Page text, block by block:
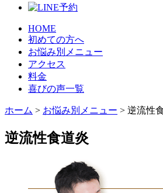
HOME
初めての方へ
お悩み別メニュー
アクセス
料金
喜びの声一覧
ホーム > お悩み別メニュー > 逆流性
逆流性食道炎